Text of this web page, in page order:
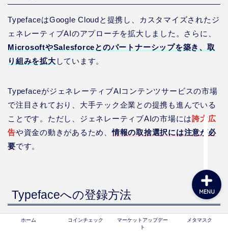
TypefaceはGoogle Cloudと提携し、カスタマイズされたジ
ェネレーティブAIのアプローチを拡大しました。さらに、
MicrosoftやSalesforceとのパートナーシップを築き、取
り組みを拡大 しています。
TypefaceがジェネレーティブAIコンテンツサービスの市場
で注目されており、大手テック企業との提携も進んでいる
ことです。ただし、ジェネレーティブAIの市場には誇大広
告や資金の動きがあるため、情報の取捨選択には注意が必
要です。
Typefaceへの登録方法
Typefaceはローンチ前のサービスです。現在はウェイトリ
ホーム コインチェック
マーケットアップデー
ト
メタマスク
MENU
ホーム
マーケットアップデート
メタマスク